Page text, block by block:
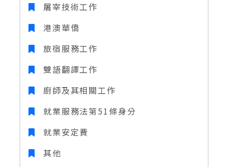
屠宰技術工作
港澳華僑
旅宿服務工作
雙語翻譯工作
廚師及其相關工作
就業服務法第51條身分
就業安定費
其他